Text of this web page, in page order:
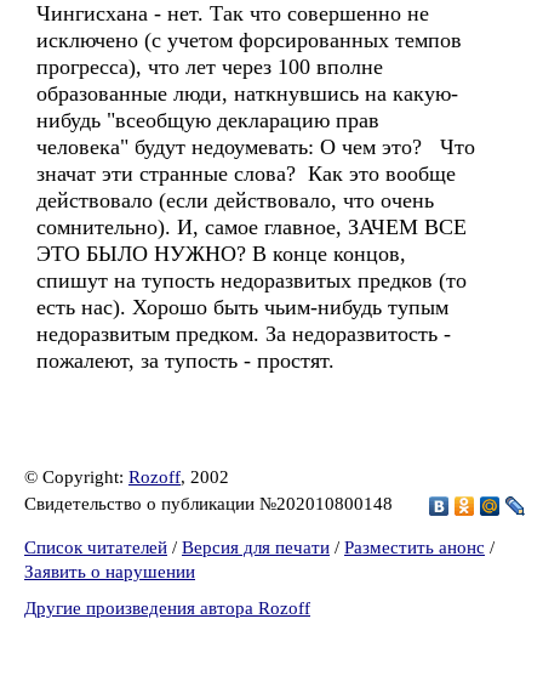
Чингисхана - нет. Так что совершенно не
исключено (с учетом форсированных темпов
прогресса), что лет через 100 вполне
образованные люди, наткнувшись на какую-
нибудь "всеобщую декларацию прав
человека" будут недоумевать: О чем это? Что
значат эти странные слова? Как это вообще
действовало (если действовало, что очень
сомнительно). И, самое главное, ЗАЧЕМ ВСЕ
ЭТО БЫЛО НУЖНО? В конце концов,
спишут на тупость недоразвитых предков (то
есть нас). Хорошо быть чьим-нибудь тупым
недоразвитым предком. За недоразвитость -
пожалеют, за тупость - простят.
© Copyright: Rozoff, 2002
Свидетельство о публикации №202010800148
Список читателей / Версия для печати / Разместить анонс /
Заявить о нарушении
Другие произведения автора Rozoff